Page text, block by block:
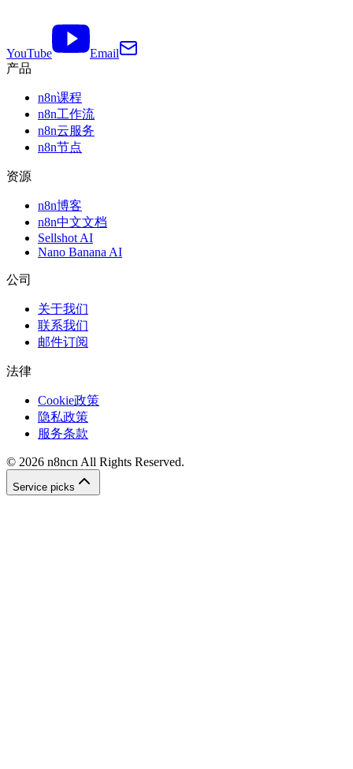
YouTube
Email
产品
n8n课程
n8n工作流
n8n云服务
n8n节点
资源
n8n博客
n8n中文文档
Sellshot AI
Nano Banana AI
公司
关于我们
联系我们
邮件订阅
法律
Cookie政策
隐私政策
服务条款
© 2026 n8ncn All Rights Reserved.
Service picks